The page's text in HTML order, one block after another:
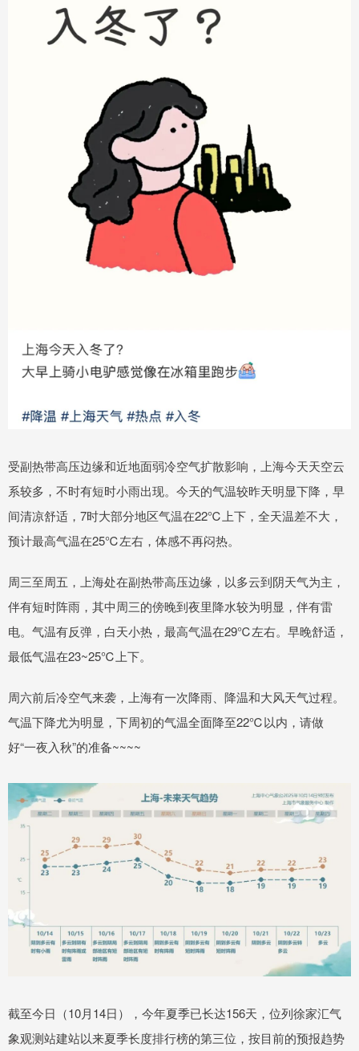
受副热带高压边缘和近地面弱冷空气扩散影响，上海今天天空云
系较多，不时有短时小雨出现。今天的气温较昨天明显下降，早
间清凉舒适，7时大部分地区气温在22℃上下，全天温差不大，
预计最高气温在25℃左右，体感不再闷热。
周三至周五，上海处在副热带高压边缘，以多云到阴天气为主，
伴有短时阵雨，其中周三的傍晚到夜里降水较为明显，伴有雷
电。气温有反弹，白天小热，最高气温在29℃左右。早晚舒适，
最低气温在23~25℃上下。
周六前后冷空气来袭，上海有一次降雨、降温和大风天气过程。
气温下降尤为明显，下周初的气温全面降至22℃以内，请做
好“一夜入秋”的准备~~~~
截至今日（10月14日），今年夏季已长达156天，位列徐家汇气
象观测站建站以来夏季长度排行榜的第三位，按目前的预报趋势